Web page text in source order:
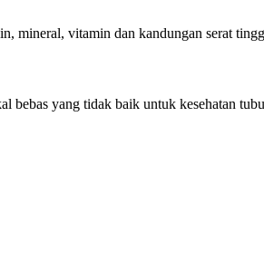
mineral, vitamin dan kandungan serat
bebas yang tidak baik untuk kesehatan